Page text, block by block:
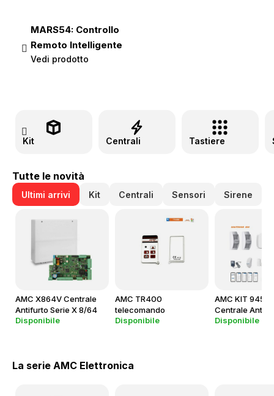
MARS54: Controllo
Remoto Intelligente
Vedi prodotto
Kit Centrali Tastiere
Tutte le novità
Ultimi arrivi Kit Centrali Sensori Sirene
AMC X864V Centrale
Antifurto Serie X 8/64
Zone Espandibili con
Disponibile
AMC TR400
telecomando
multifunzione 433MHz
Disponibile
AMC KIT 945
Centrale
Zone Wireless
Disponibile
La serie AMC Elettronica